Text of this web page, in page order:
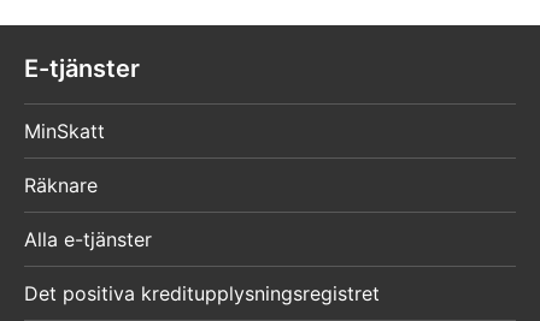
E-tjänster
MinSkatt
Räknare
Alla e-tjänster
Det positiva kreditupplysningsregistret